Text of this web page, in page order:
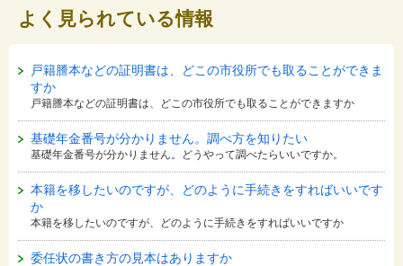
よく見られている情報
戸籍謄本などの証明書は、どこの市役所でも取ることができま
すか
戸籍謄本などの証明書は、どこの市役所でも取ることができますか
基礎年金番号が分かりません。調べ方を知りたい
基礎年金番号が分かりません。どうやって調べたらいいですか。
本籍を移したいのですが、どのように手続きをすればいいです
か
本籍を移したいのですが、どのように手続きをすればいいですか
委任状の書き方の見本はありますか